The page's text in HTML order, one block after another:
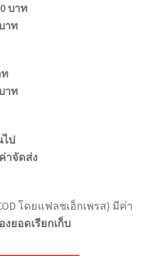
บาท
าท
ท
าท
ไป
าจัดส่ง
โดยแฟลชเอ็กเพรส) มีค่า
งยอดเรียกเก็บ